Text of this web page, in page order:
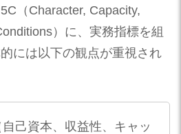
（Character, Capacity,
）に、実務指標を組
には以下の観点が重視され
己資本、収益性、キャッ